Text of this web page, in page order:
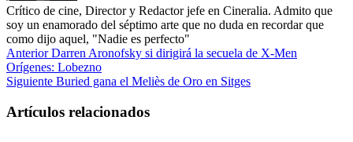
Crítico de cine, Director y Redactor jefe en Cineralia. Admito que
soy un enamorado del séptimo arte que no duda en recordar que
como dijo aquel, "Nadie es perfecto"
AnteriorDarren Aronofsky si dirigirá la secuela de X-Men
Orígenes: Lobezno
Siguiente Buried gana el Meliès de Oro en Sitges
Artículos relacionados